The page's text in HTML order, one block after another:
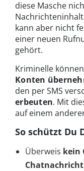
diese Masche
kann aber nicht
einer neuen
gehört.
Kriminelle
Konten
den per SMS
erbeuten. Mit
auf einem
So schützt Du
Überweis kein
Chatnachricht